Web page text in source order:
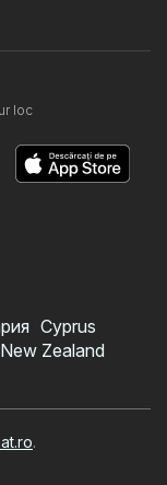
loc
Cyprus
New Zealand
.